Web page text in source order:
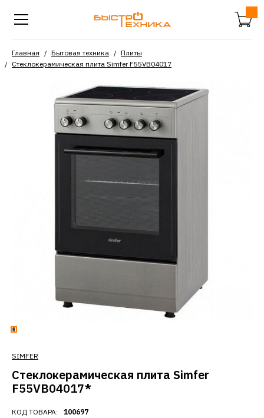
Главная Бытовая техника
Плиты
Стеклокерамическая плита Simfer F55VB04017
SIMFER
Стеклокерамическая плита Simfer
F55VB04017*
КОД ТОВАРА:
100697